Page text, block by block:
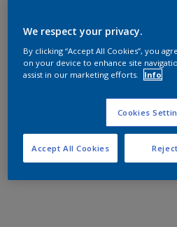
Jumlah Kalkulator
Tambahkan ke Ruang Kerja
We respect your privacy.
By clicking “Accept All Cookies”, you
on your device to enhance site
assist in our marketing efforts.
Info
Cookies
Accept All Cookies